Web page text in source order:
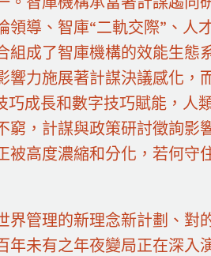
導、智庫“二軌交際”、人
組成了智庫機構的效能生態
響力施展著計謀決議感化，
巧成長和數字技巧賦能，人
窮，計謀與政策研討徵詢影
被高度濃縮和分化，若何守
界管理的新理念新計劃、對
年未有之年夜變局正在深入